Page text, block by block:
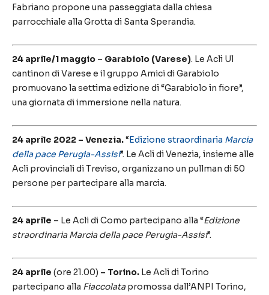
Fabriano propone una passeggiata dalla chiesa
parrocchiale alla Grotta di Santa Sperandia.
24 aprile/1 maggio – Garabiolo (Varese). Le Acli Ul
cantinon di Varese e il gruppo Amici di Garabiolo
promuovano la settima edizione di “Garabiolo in fiore”,
una giornata di immersione nella natura.
24 aprile 2022 – Venezia.“Edizione straordinaria Marcia
della pace Perugia-Assisi”. Le Acli di Venezia, insieme alle
Acli provinciali di Treviso, organizzano un pullman di 50
persone per partecipare alla marcia.
24 aprile – Le Acli di Como partecipano alla “Edizione
straordinaria Marcia della pace Perugia-Assisi”.
24 aprile (ore 21.00) – Torino. Le Acli di Torino
partecipano alla Fiaccolatapromossa dall’ANPI Torino,